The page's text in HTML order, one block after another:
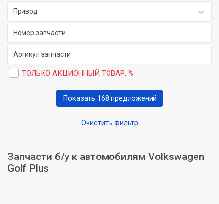
Привод
ТОЛЬКО АКЦИОННЫЙ ТОВАР, %
Очистить фильтр
Показать 168 предложений
Запчасти б/у к автомобилям Volkswagen
Golf Plus